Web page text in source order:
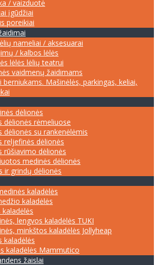
/ vaizduotė
įgūdžiai
poreikiai
nameliai / aksesuarai
/ kalbos lėlės
lėlės lėlių teatrui
vaidmenų žaidimams
berniukams. Mašinėlės, parkingas, keliai,
dėlionės
dėlionės rėmeliuose
dėlionės su rankenėlėmis
reljefinės dėlionės
rūšiavimo dėlionės
medinės dėlionės
ir grindų dėlionės
kaladėlės
kaladėlės
lengvos kaladėlės TUKI
minkštos kaladėlės Jollyheap
kaladėlės
kaladėlės Mammutico
žaislai